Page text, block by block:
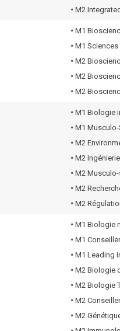
• M2
• M1
• M1 Sciences
• M2
• M2
• M2
• M1 Biologie
• M1
• M2
• M2
• M2
• M2
• M2
• M1 Biologie
• M1
• M1 Leading
• M2 Biologie
• M2 Biologie
• M2
• M2